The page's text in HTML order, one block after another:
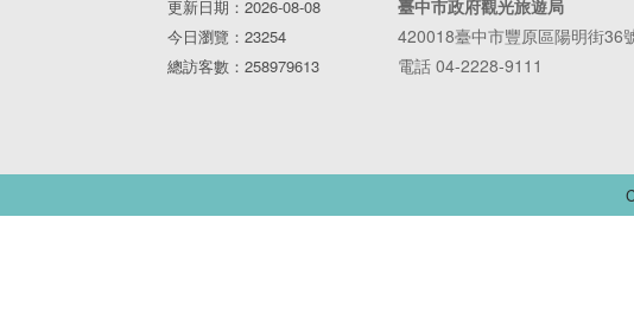
更新日期：2026-08-08
今日瀏覽：23254
總訪客數：258979613
臺中市政府觀光旅遊局
420018臺中市豐原區陽明街36
電話 04-2228-9111